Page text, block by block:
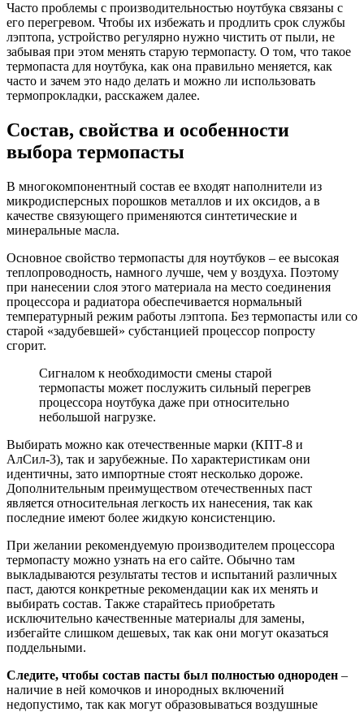
Часто проблемы с производительностью ноутбука связаны с
его перегревом. Чтобы их избежать и продлить срок службы
лэптопа, устройство регулярно нужно чистить от пыли, не
забывая при этом менять старую термопасту. О том, что такое
термопаста для ноутбука, как она правильно меняется, как
часто и зачем это надо делать и можно ли использовать
термопрокладки, расскажем далее.
Состав, свойства и особенности
выбора термопасты
В многокомпонентный состав ее входят наполнители из
микродисперсных порошков металлов и их оксидов, а в
качестве связующего применяются синтетические и
минеральные масла.
Основное свойство термопасты для ноутбуков – ее высокая
теплопроводность, намного лучше, чем у воздуха. Поэтому
при нанесении слоя этого материала на место соединения
процессора и радиатора обеспечивается нормальный
температурный режим работы лэптопа. Без термопасты или со
старой «задубевшей» субстанцией процессор попросту
сгорит.
Сигналом к необходимости смены старой
термопасты может послужить сильный перегрев
процессора ноутбука даже при относительно
небольшой нагрузке.
Выбирать можно как отечественные марки (КПТ-8 и
АлСил-3), так и зарубежные. По характеристикам они
идентичны, зато импортные стоят несколько дороже.
Дополнительным преимуществом отечественных паст
является относительная легкость их нанесения, так как
последние имеют более жидкую консистенцию.
При желании рекомендуемую производителем процессора
термопасту можно узнать на его сайте. Обычно там
выкладываются результаты тестов и испытаний различных
паст, даются конкретные рекомендации как их менять и
выбирать состав. Также старайтесь приобретать
исключительно качественные материалы для замены,
избегайте слишком дешевых, так как они могут оказаться
поддельными.
Следите, чтобы состав пасты был полностью однороден –
наличие в ней комочков и инородных включений
недопустимо, так как могут образовываться воздушные